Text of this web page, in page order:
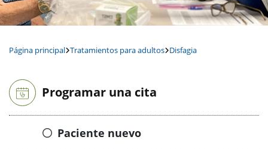
Página principal Tratamientos para adultos Disfagia
Programar una cita
Paciente nuevo